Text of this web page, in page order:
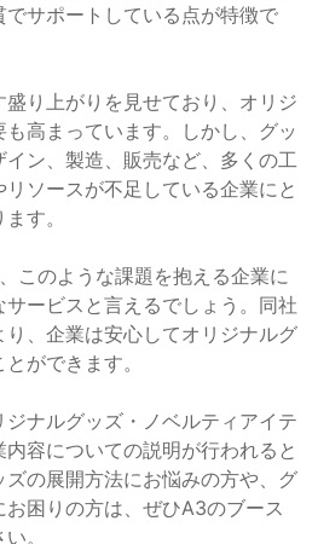
サポートしている点が特徴で
り上がりを見せており、オリジ
高まっています。しかし、グッ
ン、製造、販売など、多くの工
ソースが不足している企業にと
す。
このような課題を抱える企業に
ービスと言えるでしょう。同社
、企業は安心してオリジナルグ
ができます。
ナルグッズ・ノベルティアイテ
容についての説明が行われると
の展開方法にお悩みの方や、グ
困りの方は、ぜひA3のブース
。